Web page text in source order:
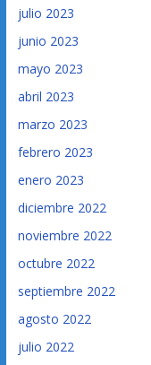
julio 2023
junio 2023
mayo 2023
abril 2023
marzo 2023
febrero 2023
enero 2023
diciembre 2022
noviembre 2022
octubre 2022
septiembre 2022
agosto 2022
julio 2022